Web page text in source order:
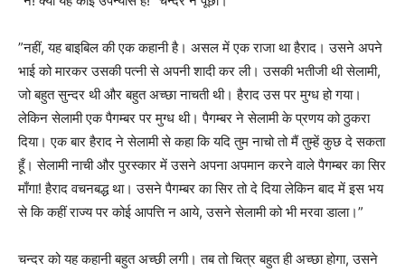
”नहीं, यह बाइबिल की एक कहानी है। असल में एक राजा था हैराद। उसने अपने
भाई को मारकर उसकी पत्नी से अपनी शादी कर ली। उसकी भतीजी थी सेलामी,
जो बहुत सुन्दर थी और बहुत अच्छा नाचती थी। हैराद उस पर मुग्ध हो गया।
लेकिन सेलामी एक पैगम्बर पर मुग्ध थी। पैगम्बर ने सेलामी के प्रणय को ठुकरा
दिया। एक बार हैराद ने सेलामी से कहा कि यदि तुम नाचो तो मैं तुम्हें कुछ दे सकता
हूँ। सेलामी नाची और पुरस्कार में उसने अपना अपमान करने वाले पैगम्बर का सिर
माँगा! हैराद वचनबद्ध था। उसने पैगम्बर का सिर तो दे दिया लेकिन बाद में इस भय
से कि कहीं राज्य पर कोई आपत्ति न आये, उसने सेलामी को भी मरवा डाला।”
चन्दर को यह कहानी बहुत अच्छी लगी। तब तो चित्र बहुत ही अच्छा होगा, उसने